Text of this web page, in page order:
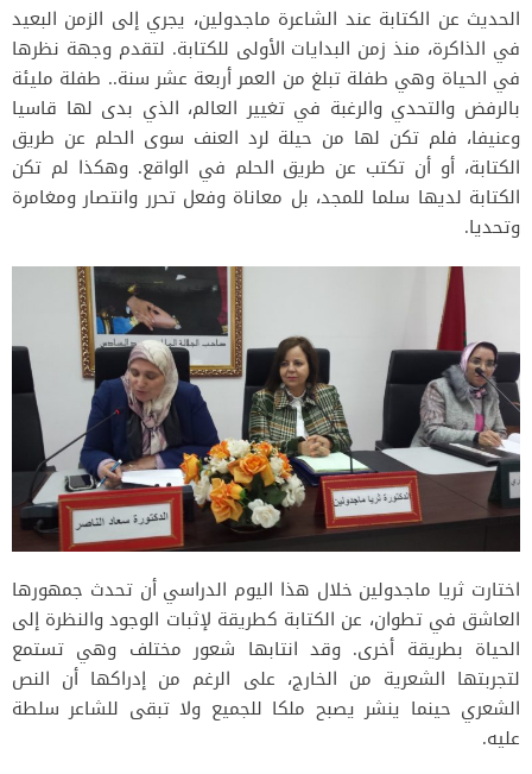
الحديث عن الكتابة عند الشاعرة ماجدولين، يجري إلى الزمن البعيد
في الذاكرة، منذ زمن البدايات الأولى للكتابة. لتقدم وجهة نظرها
في الحياة وهي طفلة تبلغ من العمر أربعة عشر سنة.. طفلة مليئة
بالرفض والتحدي والرغبة في تغيير العالم، الذي بدى لها قاسيا
وعنيفا، فلم تكن لها من حيلة لرد العنف سوى الحلم عن طريق
الكتابة، أو أن تكتب عن طريق الحلم في الواقع. وهكذا لم تكن
الكتابة لديها سلما للمجد، بل معاناة وفعل تحرر وانتصار ومغامرة
وتحديا.
اختارت ثريا ماجدولين خلال هذا اليوم الدراسي أن تحدث جمهورها
العاشق في تطوان، عن الكتابة كطريقة لإثبات الوجود والنظرة إلى
الحياة بطريقة أخرى. وقد انتابها شعور مختلف وهي تستمع
لتجربتها الشعرية من الخارج، على الرغم من إدراكها أن النص
الشعري حينما ينشر يصبح ملكا للجميع ولا تبقى للشاعر سلطة
عليه.